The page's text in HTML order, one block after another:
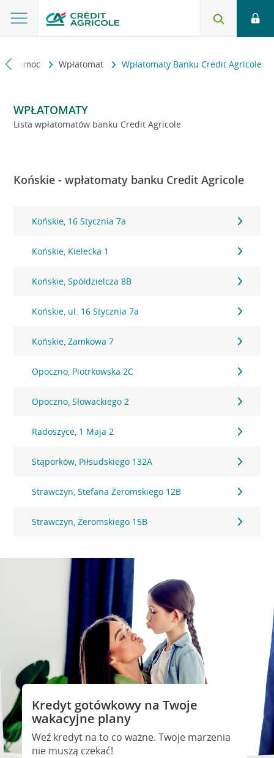
i pomoc Wpłatomat Wpłatomaty Banku Credit Agricole
WPŁATOMATY
Lista wpłatomatów banku Credit Agricole
Końskie - wpłatomaty banku Credit Agricole
Końskie, 16 Stycznia 7a
Końskie, Kielecka 1
Końskie, Spółdzielcza 8B
Końskie, ul. 16 Stycznia 7a
Końskie, Zamkowa 7
Opoczno, Piotrkowska 2C
Opoczno, Słowackiego 2
Radoszyce, 1 Maja 2
Stąporków, Piłsudskiego 132A
Strawczyn, Stefana Żeromskiego 12B
Strawczyn, Żeromskiego 15B
Kredyt gotówkowy na Twoje
wakacyjne plany
Weź kredyt na to co ważne. Twoje marzenia
nie muszą czekać!